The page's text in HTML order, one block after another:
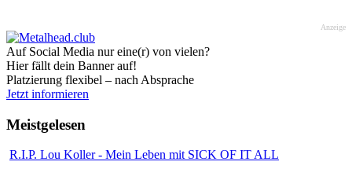
Anzeige
Auf Social Media nur eine(r) von vielen?
Hier fällt dein Banner auf!
Platzierung flexibel – nach Absprache
Jetzt informieren
Meistgelesen
R.I.P. Lou Koller - Mein Leben mit SICK OF IT ALL